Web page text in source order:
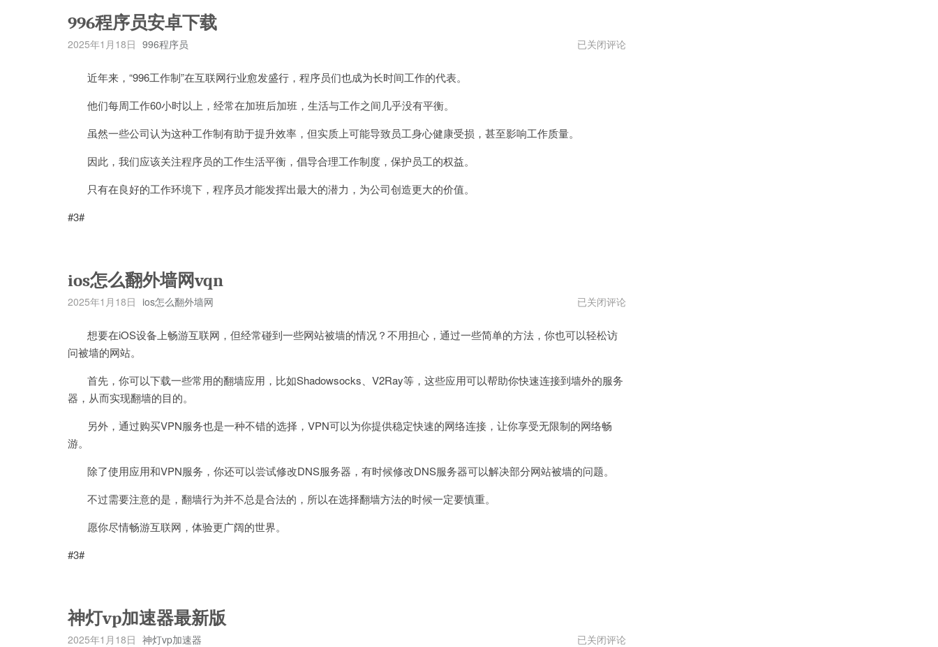
996程序员安卓下载
2025年1月18日 996程序员
996
已关闭评论
近年来，“996工作制”在互联网行业愈发盛行，程序员们也成为长时间工作的代表。
他们每周工作60小时以上，经常在加班后加班，生活与工作之间几乎没有平衡。
虽然一些公司认为这种工作制有助于提升效率，但实质上可能导致员工身心健康受损，甚至影响工作质量。
因此，我们应该关注程序员的工作生活平衡，倡导合理工作制度，保护员工的权益。
只有在良好的工作环境下，程序员才能发挥出最大的潜力，为公司创造更大的价值。
#3#
ios怎么翻外墙网vqn
2025年1月18日 ios怎么翻外墙网
ios
翻
vqn
已关闭评论
想要在iOS设备上畅游互联网，但经常碰到一些网站被墙的情况？不用担心，通过一些简单的方法，你也可以轻松访
问被墙的网站。
首先，你可以下载一些常用的翻墙应用，比如Shadowsocks、V2Ray等，这些应用可以帮助你快速连接到墙外的服务
器，从而实现翻墙的目的。
另外，通过购买VPN服务也是一种不错的选择，VPN可以为你提供稳定快速的网络连接，让你享受无限制的网络畅
游。
除了使用应用和VPN服务，你还可以尝试修改DNS服务器，有时候修改DNS服务器可以解决部分网站被墙的问题。
不过需要注意的是，翻墙行为并不总是合法的，所以在选择翻墙方法的时候一定要慎重。
愿你尽情畅游互联网，体验更广阔的世界。
#3#
神灯vp加速器最新版
2025年1月18日 神灯vp加速器
神
已关闭评论